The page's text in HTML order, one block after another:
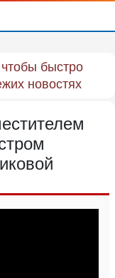
быстро
новостях